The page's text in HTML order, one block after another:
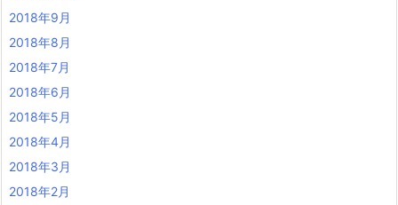
2018年9月
2018年8月
2018年7月
2018年6月
2018年5月
2018年4月
2018年3月
2018年2月